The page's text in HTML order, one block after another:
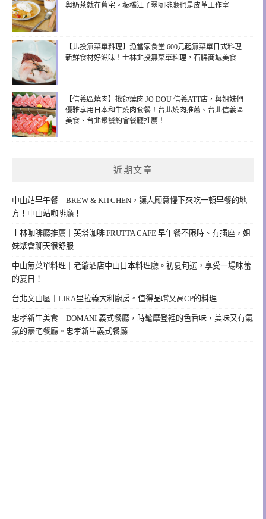
與奶茶就在舊宅。板橋江子翠咖啡廳也是皮革工作室
【北投無菜單料理】漁當家食堂 600元起無菜單日式料理
新鮮食材好滋味！士林北投無菜單料理，石牌商城美食
【信義區燒肉】揪餖燒肉 JO DOU 信義ATT店，與姐妹們
優雅享用日本和牛燒肉套餐！台北燒肉推薦、台北信義區
美食、台北聚餐約會餐廳推薦！
近期文章
中山站早午餐｜BREW & KITCHEN，讓人願意慢下來吃一頓早餐的地
方！中山站咖啡廳！
士林咖啡廳推薦｜芙塔咖啡 FRUTTA CAFE 早午餐不限時、有插座，姐
妹聚會聊天很舒服
中山無菜單料理｜老爺酒店中山日本料理廳。初夏旬選，享受一場味蕾
的夏日！
台北文山區｜LIRA里拉義大利廚房。值得品嚐又高CP的料理
忠孝新生美食｜DOMANI 義式餐廳，時髦摩登裡的色香味，美味又有氣
氛的豪宅餐廳。忠孝新生義式餐廳